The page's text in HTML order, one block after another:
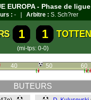
EUROPA - Phase de ligue
: - | Arbitre : S. Sch?rer
1 1
(mi-tps: 0-0)
40 50 60
BUTEURS